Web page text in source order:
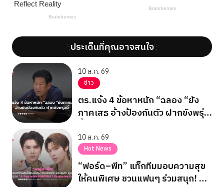
';ประเด็นที่คุณอาจสนใจ';
10 ส.ค. 69
ข่าว
ตร.แจ้ง 4 ข้อหาหนัก “ฉลอง “ยัง
ภาคเสธ อ้างป้องกันตัว ฝากขังพรุ่ง
10 ส.ค. 69
Hot News
“ฟอร์ด–พีท” แท็กทีมมอบความสุข
ให้คนพิเศษ ชวนแฟนๆ ร่วมสนุก! ลุ้น